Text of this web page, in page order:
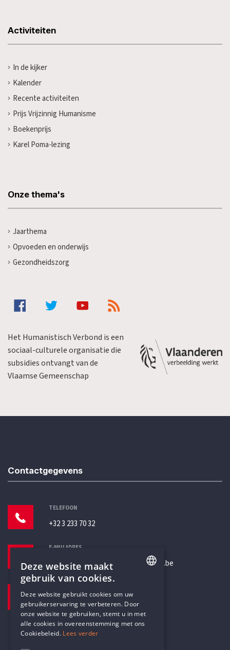
Activiteiten
In de kijker
Kalender
Recente activiteiten
Prijs Vrijzinnig Humanisme
Boekenprijs
Karel Poma-lezing
Onze thema's
Jaarthema
Opvoeden en onderwijs
Gezondheidszorg
Het Humanistisch Verbond is een
sociaal-culturele organisatie die
subsidies ontvangt van de
Vlaamse Gemeenschap
Contactgegevens
TELEFOON
+32 3 233 70 32
E-MAILADRES
secretariaat@humanistischverbond.be
Pottenbrug 4
Antwerpen, 2000
DUTCH
Deze website maakt
gebruik van cookies.
Deze website gebruikt cookies om uw
gebruikerservaring te verbeteren. Door
onze website te gebruiken, stemt u in met
alle cookies in overeenstemming met ons
Cookiebeleid. Lees verder